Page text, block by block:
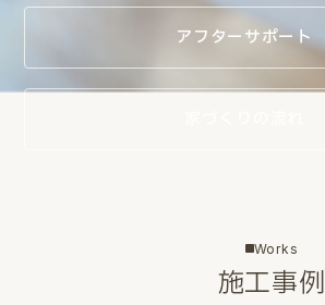
アフターサポート
Works
施工事例